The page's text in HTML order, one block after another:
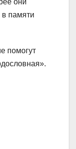
они
в памяти
помогут